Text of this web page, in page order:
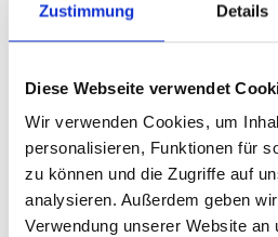
Zustimmung Details
Diese Webseite verwendet
Wir verwenden Cookies, um
personalisieren, Funktionen für
zu können und die Zugriffe auf
analysieren. Außerdem geben
Verwendung unserer Website an
STIMMRECHTSVERTRETUNG
Die DSW vertritt Ihre
wichtigen Hauptversammlungen